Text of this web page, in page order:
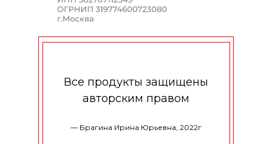
Все продукты защищены
авторским правом
— Брагина Ирина Юрьевна, 2022г